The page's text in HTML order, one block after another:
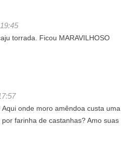
torrada. Ficou MARAVILHOSO
onde moro amêndoa custa uma
farinha de castanhas? Amo suas